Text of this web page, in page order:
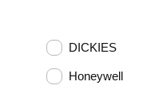
DICKIES
Honeywell